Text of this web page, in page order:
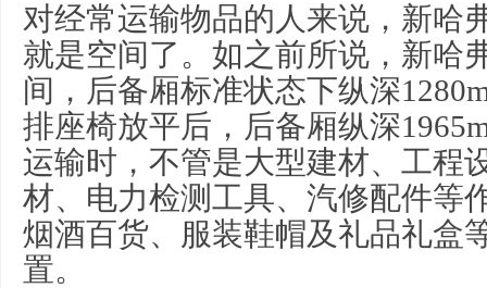
对经常运输物品的人来说，新哈
就是空间了。如之前所说，新哈
间，后备厢标准状态下纵深
排座椅放平后，后备厢纵深
运输时，不管是大型建材、工程
材、电力检测工具、汽修配件等
烟酒百货、服装鞋帽及礼品礼盒
置。